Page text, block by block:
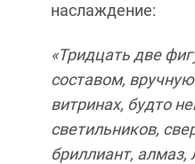
наслаждение:
«Тридцать две
составом,
витринах, будто
светильников,
бриллиант, алмаз,